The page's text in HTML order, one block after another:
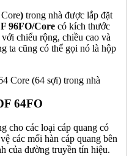
) trong nhà được lắp đặt
96FO/Core có kích thước
chiểu rộng, chiều cao và
ta cũng có thể gọi nó là hộp
64FO
cho các loại cáp quang có
các mối hàn cáp quang bên
của đường truyền tín hiệu.